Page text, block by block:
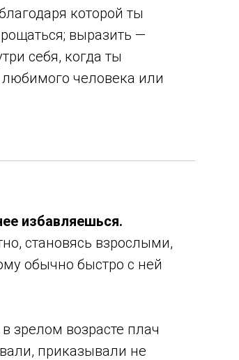
которой ты
выразить —
себя, когда ты
человека или
избавляешься.
становясь взрослыми,
обычно быстро с ней
зрелом возрасте плач
приказывали не